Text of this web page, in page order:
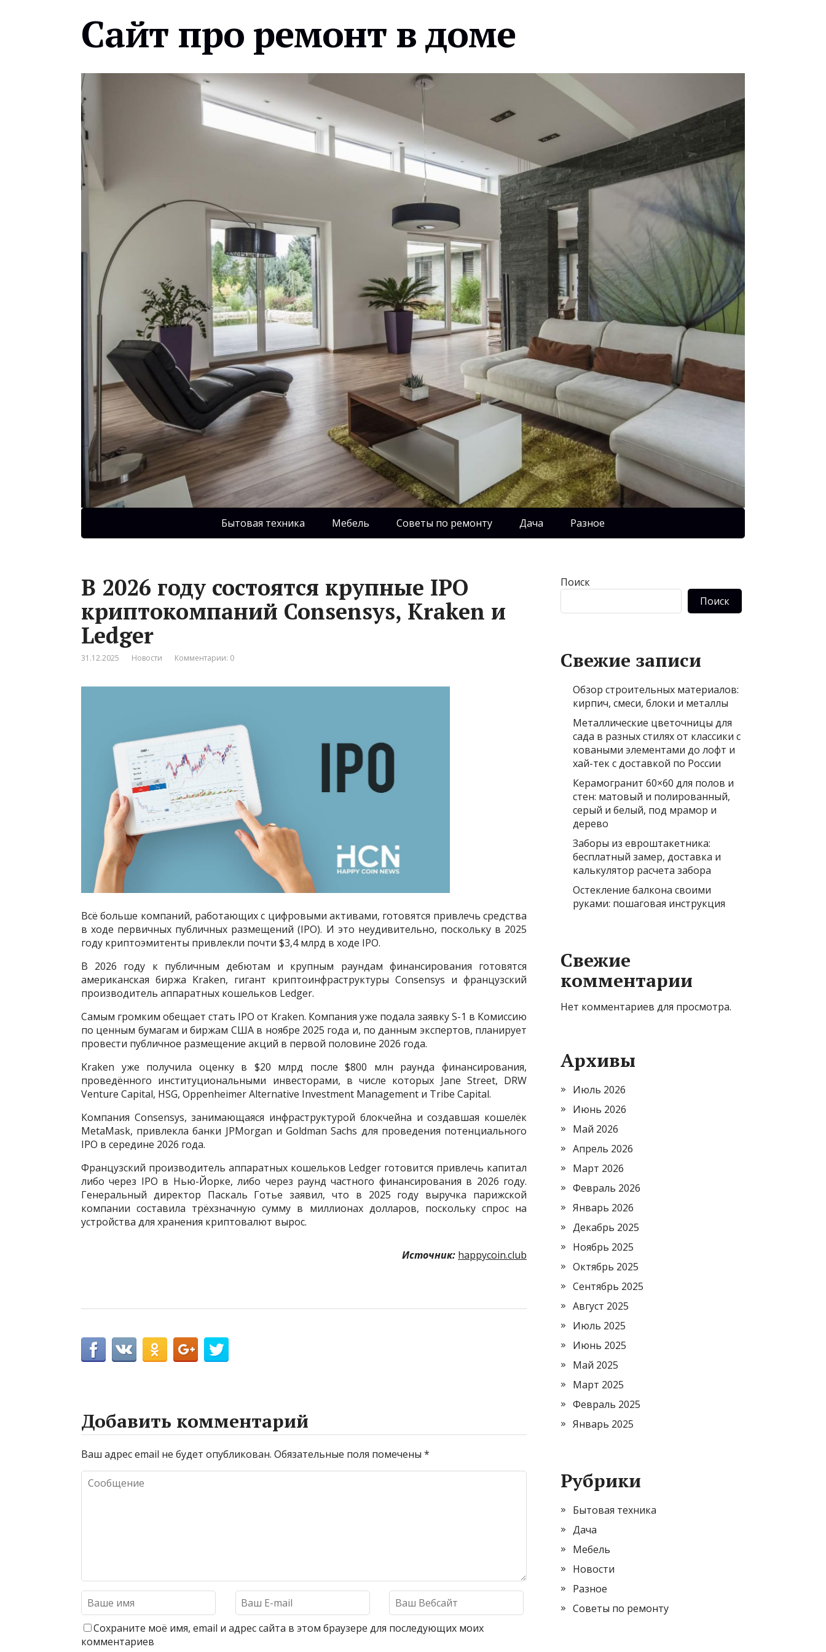
Сайт про ремонт в доме
Бытовая техника Мебель Советы по ремонту Дача Разное
В 2026 году состоятся крупные IPO
криптокомпаний Consensys, Kraken и
Ledger
31.12.2025 Новости Комментарии: 0
Всё больше компаний, работающих с цифровыми активами, готовятся привлечь средства
в ходе первичных публичных размещений (IPO). И это неудивительно, поскольку в 2025
году криптоэмитенты привлекли почти $3,4 млрд в ходе IPO.
В 2026 году к публичным дебютам и крупным раундам финансирования готовятся
американская биржа Kraken, гигант криптоинфраструктуры Consensys и французский
производитель аппаратных кошельков Ledger.
Самым громким обещает стать IPO от Kraken. Компания уже подала заявку S-1 в Комиссию
по ценным бумагам и биржам США в ноябре 2025 года и, по данным экспертов, планирует
провести публичное размещение акций в первой половине 2026 года.
Kraken уже получила оценку в $20 млрд после $800 млн раунда финансирования,
проведённого институциональными инвесторами, в числе которых Jane Street, DRW
Venture Capital, HSG, Oppenheimer Alternative Investment Management и Tribe Capital.
Компания Consensys, занимающаяся инфраструктурой блокчейна и создавшая кошелёк
MetaMask, привлекла банки JPMorgan и Goldman Sachs для проведения потенциального
IPO в середине 2026 года.
Французский производитель аппаратных кошельков Ledger готовится привлечь капитал
либо через IPO в Нью-Йорке, либо через раунд частного финансирования в 2026 году.
Генеральный директор Паскаль Готье заявил, что в 2025 году выручка парижской
компании составила трёхзначную сумму в миллионах долларов, поскольку спрос на
устройства для хранения криптовалют вырос.
Источник: happycoin.club
Добавить комментарий
Ваш адрес email не будет опубликован. Обязательные поля помечены *
Сохраните моё имя, email и адрес сайта в этом браузере для последующих моих
комментариев
Поиск
Поиск
Свежие записи
Обзор строительных материалов:
кирпич, смеси, блоки и металлы
Металлические цветочницы для
сада в разных стилях от классики с
коваными элементами до лофт и
хай-тек с доставкой по России
Керамогранит 60×60 для полов и
стен: матовый и полированный,
серый и белый, под мрамор и
дерево
Заборы из евроштакетника:
бесплатный замер, доставка и
калькулятор расчета забора
Остекление балкона своими
руками: пошаговая инструкция
Свежие
комментарии
Нет комментариев для просмотра.
Архивы
Июль 2026
Июнь 2026
Май 2026
Апрель 2026
Март 2026
Февраль 2026
Январь 2026
Декабрь 2025
Ноябрь 2025
Октябрь 2025
Сентябрь 2025
Август 2025
Июль 2025
Июнь 2025
Май 2025
Март 2025
Февраль 2025
Январь 2025
Рубрики
Бытовая техника
Дача
Мебель
Новости
Разное
Советы по ремонту